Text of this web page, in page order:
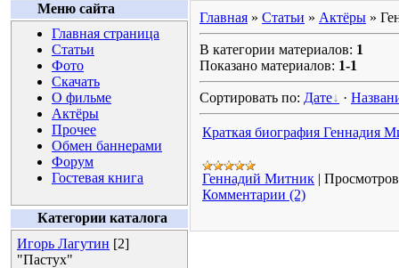
Меню сайта
Главная страница
Статьи
Фото
Скачать
О фильме
Актёры
Прочее
Обмен баннерами
Форум
Гостевая книга
Категории каталога
Игорь Лагутин [2]
"Пастух"
Главная » Статьи » Актёры »
В категории материалов: 1
Показано материалов: 1-1
Сортировать по: Дате ·
Краткая биография Геннадия
Геннадий Митник |
Комментарии (2)